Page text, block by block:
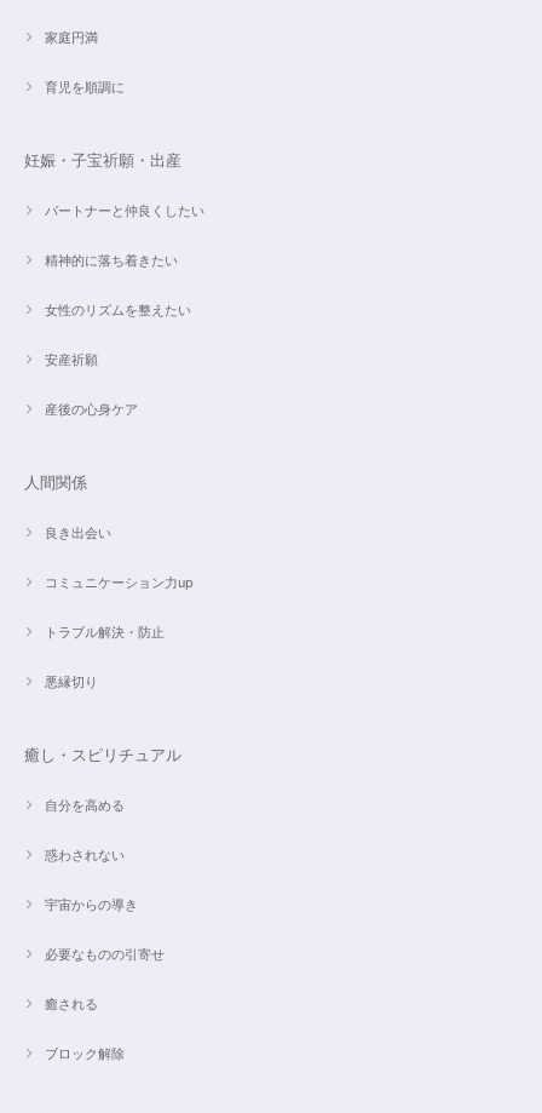
より本物の方がより素敵で、大変満足してしています。 毎日パワーストー
昨日、無事受け取りました。早速身につけています。 カイヤナイトがキラ
よい大きさです。 いつもありがとうございます。
す。ありがとうございました。
で、梱包も綺麗にして頂きありがとうございました😊 次に購入する時もこ
ちらでお願いしたいと思います☺️
家庭円満
育児を順調に
妊娠・子宝祈願・出産
パートナーと仲良くしたい
精神的に落ち着きたい
女性のリズムを整えたい
安産祈願
産後の心身ケア
人間関係
良き出会い
コミュニケーション力up
トラブル解決・防止
悪縁切り
癒し・スピリチュアル
自分を高める
惑わされない
宇宙からの導き
必要なものの引寄せ
癒される
ブロック解除